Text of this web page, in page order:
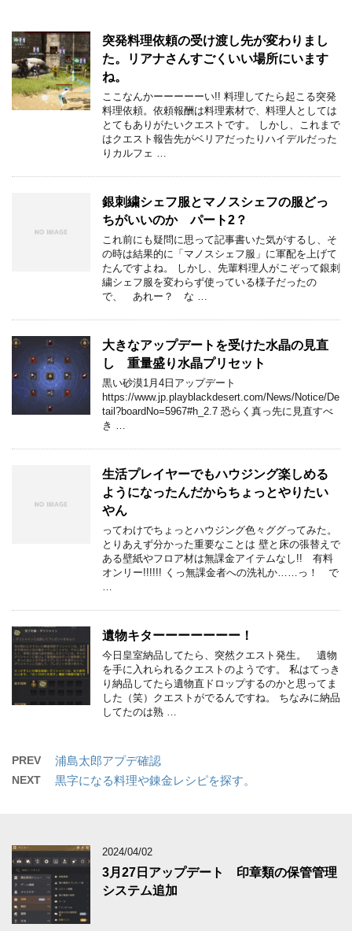
突発料理依頼の受け渡し先が変わりまし
た。リアナさんすごくいい場所にいます
ね。
ここなんかーーーーーい!! 料理してたら起こる突発
料理依頼。依頼報酬は料理素材で、料理人としては
とてもありがたいクエストです。 しかし、これまで
はクエスト報告先がベリアだったりハイデルだった
りカルフェ …
銀刺繍シェフ服とマノスシェフの服どっ
ちがいいのか パート2？
これ前にも疑問に思って記事書いた気がするし、そ
の時は結果的に「マノスシェフ服」に軍配を上げて
たんですよね。 しかし、先輩料理人がこぞって銀刺
繍シェフ服を変わらず使っている様子だったの
で、 あれー？ な …
大きなアップデートを受けた水晶の見直
し 重量盛り水晶プリセット
黒い砂漠1月4日アップデート
https://www.jp.playblackdesert.com/News/Notice/De
tail?boardNo=5967#h_2.7 恐らく真っ先に見直すべ
き …
生活プレイヤーでもハウジング楽しめる
ようになったんだからちょっとやりたい
やん
ってわけでちょっとハウジング色々ググってみた。
とりあえず分かった重要なことは 壁と床の張替えで
ある壁紙やフロア材は無課金アイテムなし!! 有料
オンリー!!!!!! くっ無課金者への洗礼か……っ！ で
遺物キターーーーーーー！
今日皇室納品してたら、突然クエスト発生。 遺物
を手に入れられるクエストのようです。 私はてっき
り納品してたら遺物直ドロップするのかと思ってま
した（笑）クエストがでるんですね。 ちなみに納品
してたのは熟 …
PREV 浦島太郎アプデ確認
NEXT 黒字になる料理や錬金レシピを探す。
2024/04/02
3月27日アップデート 印章類の保管管理
システム追加